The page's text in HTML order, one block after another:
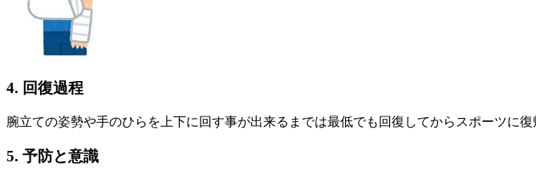
4. 回復過程
腕立ての姿勢や手のひらを上下に回す事が出来るまでは最低でも回復してからスポーツに復
5. 予防と意識